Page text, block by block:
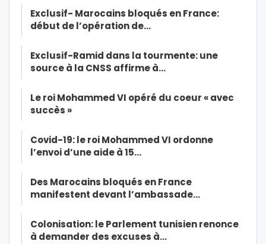
Exclusif- Marocains bloqués en France:
début de l’opération de…
Exclusif-Ramid dans la tourmente: une
source à la CNSS affirme à…
Le roi Mohammed VI opéré du coeur « avec
succès »
Covid-19: le roi Mohammed VI ordonne
l’envoi d’une aide à 15…
Des Marocains bloqués en France
manifestent devant l’ambassade…
Colonisation: le Parlement tunisien renonce
à demander des excuses à…